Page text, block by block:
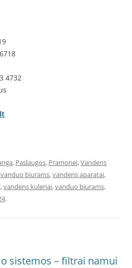
4732
, Paslaugos, Pramonei,Vandens
biurams,vandens aparatai,
,vandens kuleriai,vanduo biurams,
.
sistemos – filtrai namui